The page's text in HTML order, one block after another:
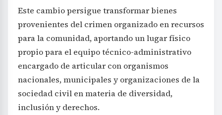
Este cambio persigue transformar bienes
provenientes del crimen organizado en recursos
para la comunidad, aportando un lugar físico
propio para el equipo técnico-administrativo
encargado de articular con organismos
nacionales, municipales y organizaciones de la
sociedad civil en materia de diversidad,
inclusión y derechos.